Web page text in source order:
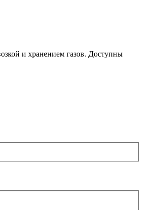
и хранением газов. Доступны